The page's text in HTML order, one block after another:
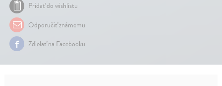
Pridať do wishlistu
Odporučiť známemu
Zdielať na Facebooku